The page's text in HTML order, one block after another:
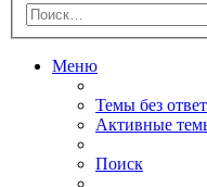
Меню
Темы без
Активные
Поиск